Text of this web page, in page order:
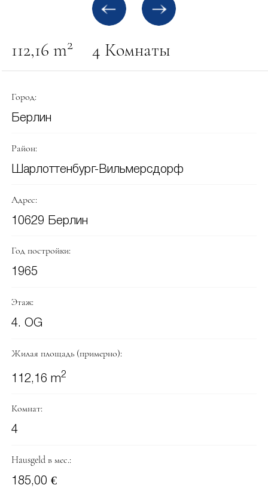
112,16 m2 4 Комнаты
Город:
Берлин
Район:
Шарлоттенбург-Вильмерсдорф
Адрес:
10629 Берлин
Год постройки:
1965
Этаж:
4. OG
Жилая площадь (примерно):
112,16 m2
Комнат:
4
Hausgeld в мес.:
185,00 €